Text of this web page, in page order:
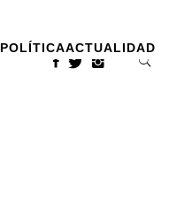
POLÍTICAACTUALIDAD